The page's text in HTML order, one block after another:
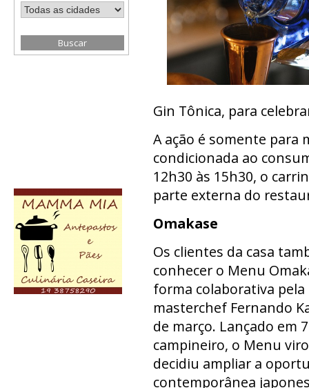
Gin Tônica, para
A ação é somente para
condicionada ao
12h30 às 15h30, o
parte externa do
Omakase
Os clientes da casa
conhecer o Menu
forma colaborativa pela
masterchef Fernando
de março. Lançado em
campineiro, o Menu
decidiu ampliar a
contemporânea